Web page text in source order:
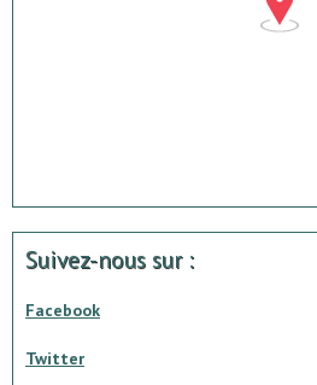
Suivez-nous sur :
Facebook
Twitter